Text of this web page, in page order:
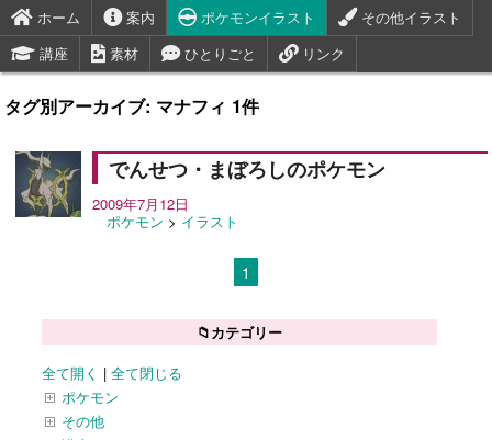
ホーム 案内 ポケモンイラスト
その他イラスト
講座
素材 ひとりごと リンク
タグ別アーカイブ: マナフィ 1件
でんせつ・まぼろしのポケモン
2009年7月12日
ポケモン > イラスト
1
📁カテゴリー
全て開く | 全て閉じる
ポケモン
その他